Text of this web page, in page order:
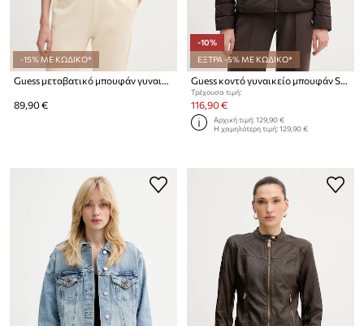
-15% ΜΕ ΚΩΔΙΚΟ*
Guess μεταβατικό μπουφάν γυναικείο SELENE
89,90 €
-10%
ΕΞΤΡΑ -5% ΜΕ ΚΩΔΙΚΟ*
Guess κοντό γυναικείο μπουφάν SOLID
Τρέχουσα τιμή:
116,90 €
Αρχική τιμή:129,90 €
Η χαμηλότερη τιμή:129,90 €